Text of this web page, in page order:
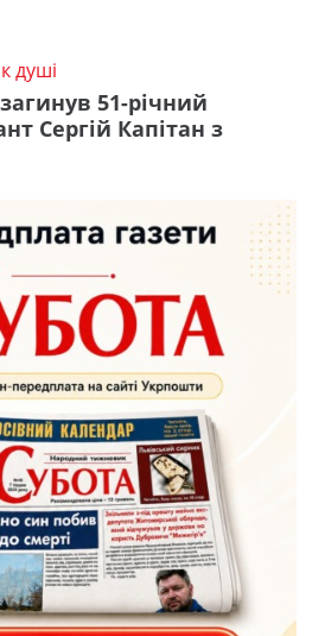
душі
51-річний
Сергій Капітан з